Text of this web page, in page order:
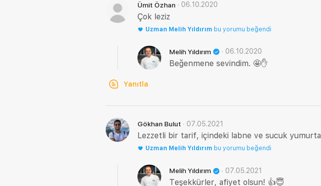
Ümit Özhan · 06.10.2020
Çok leziz
Uzman Melih Yıldırım bu yorumu beğendi
Melih Yıldırım · 06.10.2020
Beğenmene sevindim. 🤩✋
Yanıtla
Gökhan Bulut · 07.05.2021
Lezzetli bir tarif, içindeki labne ve sucuk
Uzman Melih Yıldırım bu yorumu beğendi
Melih Yıldırım · 07.05.2021
Teşekkürler, afiyet olsun! 👍😇